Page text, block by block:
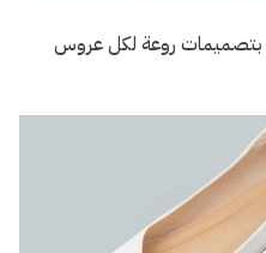
بتصميمات روعة لكل عروس